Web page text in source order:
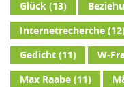
Glück(13)
Internetrecherche
Gedicht(11) W-
Max Raabe(11)